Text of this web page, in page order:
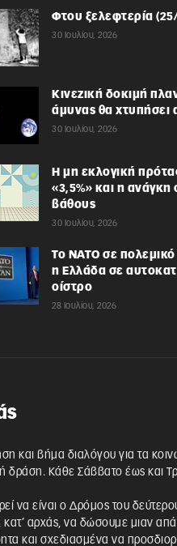
Φτου ξελεφτερία
30 Ιουλίου, 2026
Κινεζική δοκιμή
άμυνας θα χτυπήσει
30 Ιουλίου, 2026
Η μη εκλογική
«3,5%» και η ανάγκη
βάθους
30 Ιουλίου, 2026
Το ΝΑΤΟ σε
η Ελλάδα σε
οίστρο
28 Ιουλίου, 2026
και βήμα διαλόγου για τα
δράση. Κάθε Σάββατο έως και
να είναι ο Δρόμος του
κατ’ αρχάς, να δώσουμε μιαν
και σχεδιασμένα να